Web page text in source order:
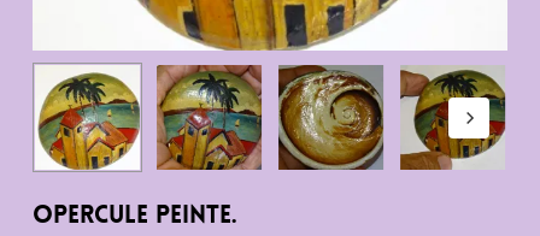
Opercule peinte.